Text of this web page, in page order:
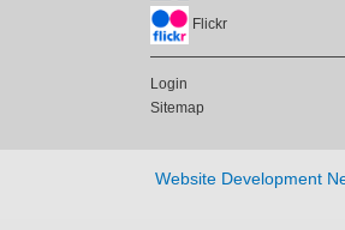
Flickr
Login
Sitemap
Website Development